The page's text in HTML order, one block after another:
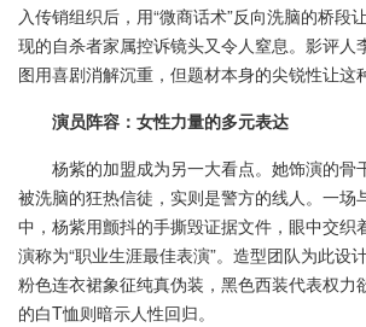
入传销组织后，用“微商话术”反向洗脑的桥段
现的自杀者家属控诉镜头又令人窒息。影评人
图用喜剧消解沉重，但题材本身的尖锐性让这
演员阵容：女性力量的多元表达
杨紫的加盟成为另一大看点。她饰演的骨
被洗脑的狂热信徒，实则是警方的线人。一场
中，杨紫用颤抖的手撕毁证据文件，眼中交织
演称为“职业生涯最佳表演”。造型团队为此设
粉色连衣裙象征纯真伪装，黑色西装代表权力
的白T恤则暗示人性回归。